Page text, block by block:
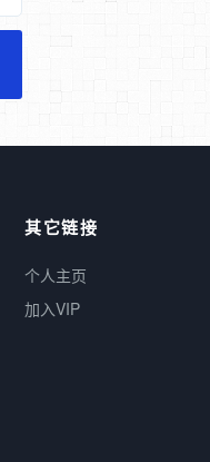
其它链接
个人主页
加入VIP